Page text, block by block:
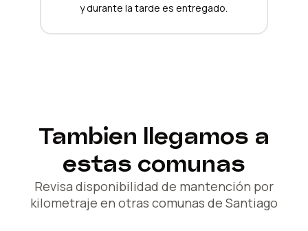
y durante la tarde es entregado.
Tambien llegamos a
estas comunas
Revisa disponibilidad de mantención por
kilometraje en otras comunas de Santiago